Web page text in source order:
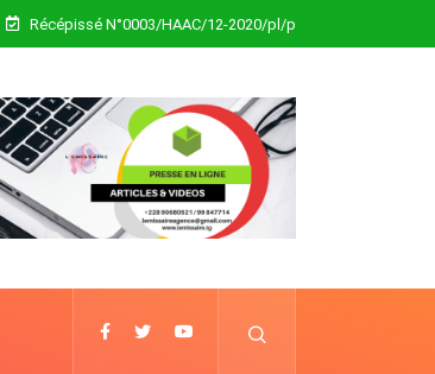
Récépissé N°0003/HAAC/12-2020/pl/p